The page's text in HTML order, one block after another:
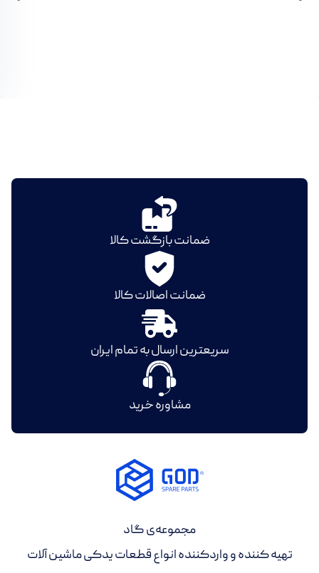
ضمانت بازگشت کالا
ضمانت اصالات کالا
سریعترین ارسال به تمام ایران
مشاوره خرید
مجموعه‌ی گاد
تهیه کننده و واردکننده انواع قطعات یدکی ماشین آلات